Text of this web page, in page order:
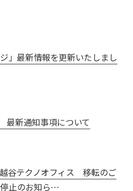
」最新情報を更新いたしまし
最新通知事項について
谷テクノオフィス 移転のご
止のお知ら…